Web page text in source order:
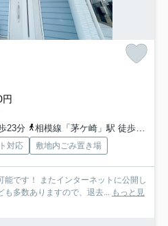
23分
相模線「茅ケ崎」駅 徒歩23分
対応 敷地内ごみ置き場
能です！ またインターネットに公開し
も多数ありますので、退去... もっと見